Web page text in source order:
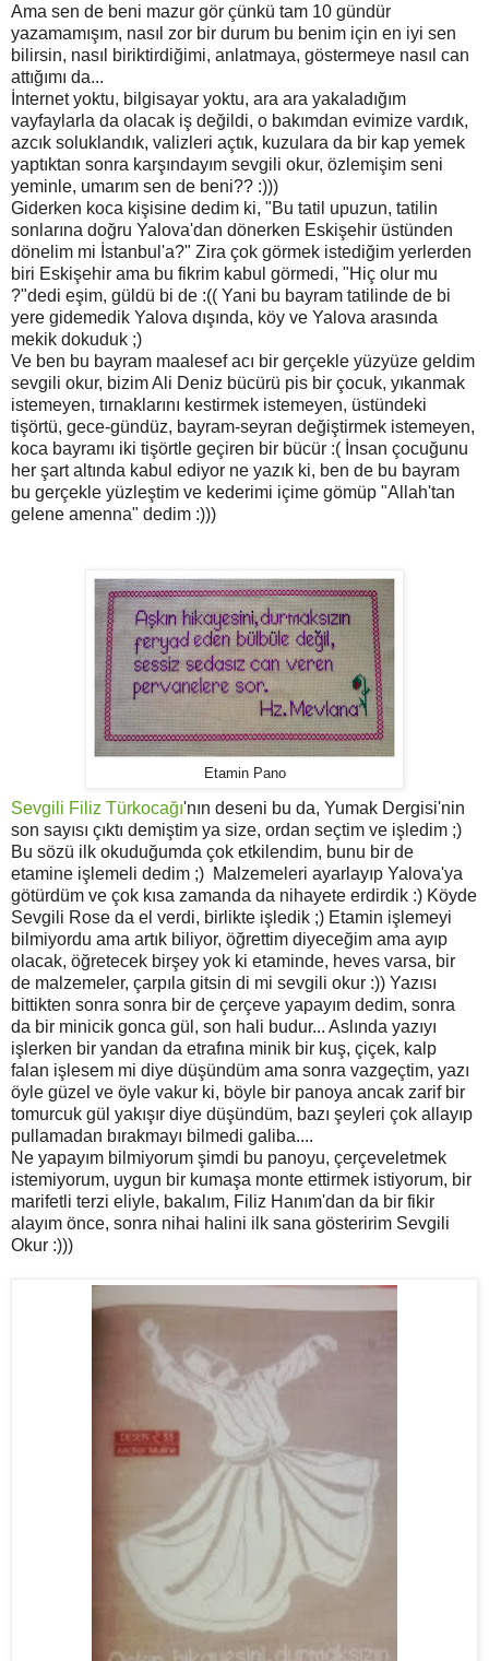
Ama sen de beni mazur gör çünkü tam 10 gündür
yazamamışım, nasıl zor bir durum bu benim için en iyi sen
bilirsin, nasıl biriktirdiğimi, anlatmaya, göstermeye nasıl can
attığımı da...
İnternet yoktu, bilgisayar yoktu, ara ara yakaladığım
vayfaylarla da olacak iş değildi, o bakımdan evimize vardık,
azcık soluklandık, valizleri açtık, kuzulara da bir kap yemek
yaptıktan sonra karşındayım sevgili okur, özlemişim seni
yeminle, umarım sen de beni?? :)))
Giderken koca kişisine dedim ki, "Bu tatil upuzun, tatilin
sonlarına doğru Yalova'dan dönerken Eskişehir üstünden
dönelim mi İstanbul'a?" Zira çok görmek istediğim yerlerden
biri Eskişehir ama bu fikrim kabul görmedi, "Hiç olur mu
?"dedi eşim, güldü bi de :(( Yani bu bayram tatilinde de bi
yere gidemedik Yalova dışında, köy ve Yalova arasında
mekik dokuduk ;)
Ve ben bu bayram maalesef acı bir gerçekle yüzyüze geldim
sevgili okur, bizim Ali Deniz bücürü pis bir çocuk, yıkanmak
istemeyen, tırnaklarını kestirmek istemeyen, üstündeki
tişörtü, gece-gündüz, bayram-seyran değiştirmek istemeyen,
koca bayramı iki tişörtle geçiren bir bücür :( İnsan çocuğunu
her şart altında kabul ediyor ne yazık ki, ben de bu bayram
bu gerçekle yüzleştim ve kederimi içime gömüp "Allah'tan
gelene amenna" dedim :)))
Etamin Pano
Sevgili Filiz Türkocağı'nın deseni bu da, Yumak Dergisi'nin
son sayısı çıktı demiştim ya size, ordan seçtim ve işledim ;)
Bu sözü ilk okuduğumda çok etkilendim, bunu bir de
etamine işlemeli dedim ;) Malzemeleri ayarlayıp Yalova'ya
götürdüm ve çok kısa zamanda da nihayete erdirdik :) Köyde
Sevgili Rose da el verdi, birlikte işledik ;) Etamin işlemeyi
bilmiyordu ama artık biliyor, öğrettim diyeceğim ama ayıp
olacak, öğretecek birşey yok ki etaminde, heves varsa, bir
de malzemeler, çarpıla gitsin di mi sevgili okur :)) Yazısı
bittikten sonra sonra bir de çerçeve yapayım dedim, sonra
da bir minicik gonca gül, son hali budur... Aslında yazıyı
işlerken bir yandan da etrafına minik bir kuş, çiçek, kalp
falan işlesem mi diye düşündüm ama sonra vazgeçtim, yazı
öyle güzel ve öyle vakur ki, böyle bir panoya ancak zarif bir
tomurcuk gül yakışır diye düşündüm, bazı şeyleri çok allayıp
pullamadan bırakmayı bilmedi galiba....
Ne yapayım bilmiyorum şimdi bu panoyu, çerçeveletmek
istemiyorum, uygun bir kumaşa monte ettirmek istiyorum, bir
marifetli terzi eliyle, bakalım, Filiz Hanım'dan da bir fikir
alayım önce, sonra nihai halini ilk sana gösteririm Sevgili
Okur :)))